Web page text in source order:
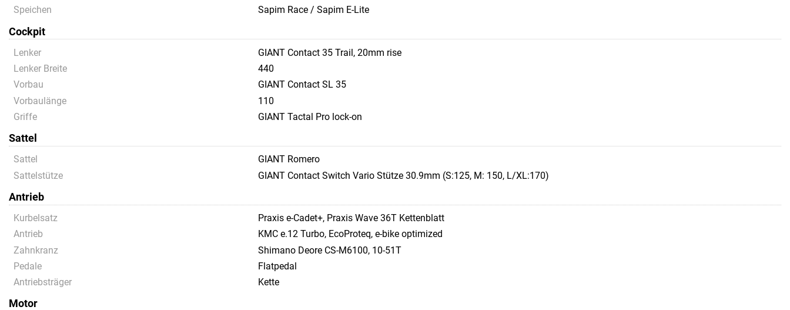
Speichen
Sapim Race / Sapim E-Lite
Cockpit
Lenker
GIANT Contact 35 Trail, 20mm rise
Lenker Breite
440
Vorbau
GIANT Contact SL 35
Vorbaulänge
110
Griffe
GIANT Tactal Pro lock-on
Sattel
Sattel
GIANT Romero
Sattelstütze
GIANT Contact Switch Vario Stütze 30.9mm (S:125, M: 150, L/XL:170)
Antrieb
Kurbelsatz
Praxis e-Cadet+, Praxis Wave 36T Kettenblatt
Antrieb
KMC e.12 Turbo, EcoProteq, e-bike optimized
Zahnkranz
Shimano Deore CS-M6100, 10-51T
Pedale
Flatpedal
Antriebsträger
Kette
Motor